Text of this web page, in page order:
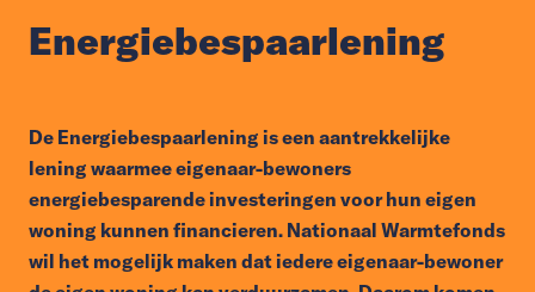
Energiebespaarlening
De Energiebespaarlening is een aantrekkelijke
lening waarmee eigenaar-bewoners
energiebesparende investeringen voor hun eigen
woning kunnen financieren. Nationaal Warmtefonds
wil het mogelijk maken dat iedere eigenaar-bewoner